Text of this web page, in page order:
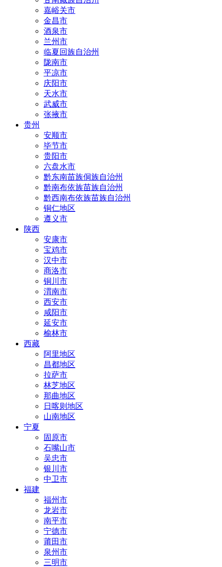
嘉峪关市
金昌市
酒泉市
兰州市
临夏回族自治州
陇南市
平凉市
庆阳市
天水市
武威市
张掖市
贵州
安顺市
毕节市
贵阳市
六盘水市
黔东南苗族侗族自治州
黔南布依族苗族自治州
黔西南布依族苗族自治州
铜仁地区
遵义市
陕西
安康市
宝鸡市
汉中市
商洛市
铜川市
渭南市
西安市
咸阳市
延安市
榆林市
西藏
阿里地区
昌都地区
拉萨市
林芝地区
那曲地区
日喀则地区
山南地区
宁夏
固原市
石嘴山市
吴忠市
银川市
中卫市
福建
福州市
龙岩市
南平市
宁德市
莆田市
泉州市
三明市